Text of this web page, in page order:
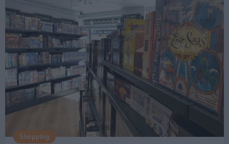
Shopping